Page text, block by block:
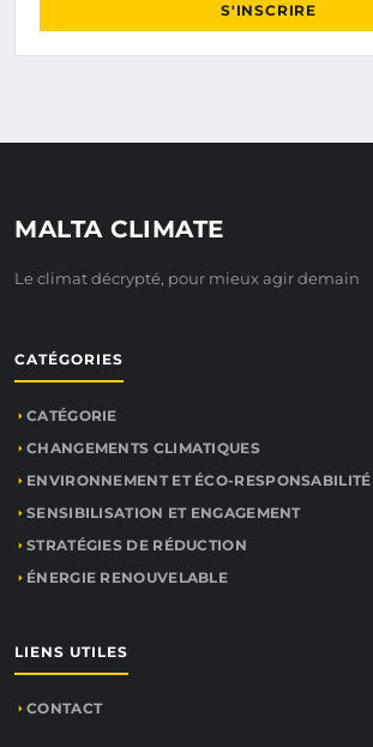
S'INSCRIRE
MALTA CLIMATE
Le climat décrypté, pour mieux agir demain
CATÉGORIES
CATÉGORIE
CHANGEMENTS CLIMATIQUES
ENVIRONNEMENT ET ÉCO-RESPONSABILITÉ
SENSIBILISATION ET ENGAGEMENT
STRATÉGIES DE RÉDUCTION
ÉNERGIE RENOUVELABLE
LIENS UTILES
CONTACT